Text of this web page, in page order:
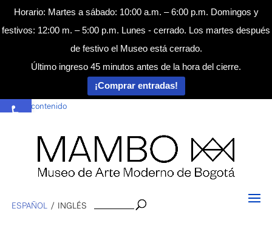
Horario: Martes a sábado: 10:00 a.m. – 6:00 p.m. Domingos y
festivos: 12:00 m. – 5:00 p.m. Lunes - cerrado. Los martes después
de festivo el Museo está cerrado.
Último ingreso 45 minutos antes de la hora del cierre.
¡Comprar entradas!
Abrir barra de herramientas
Saltar al contenido
ESPAÑOL INGLÉS